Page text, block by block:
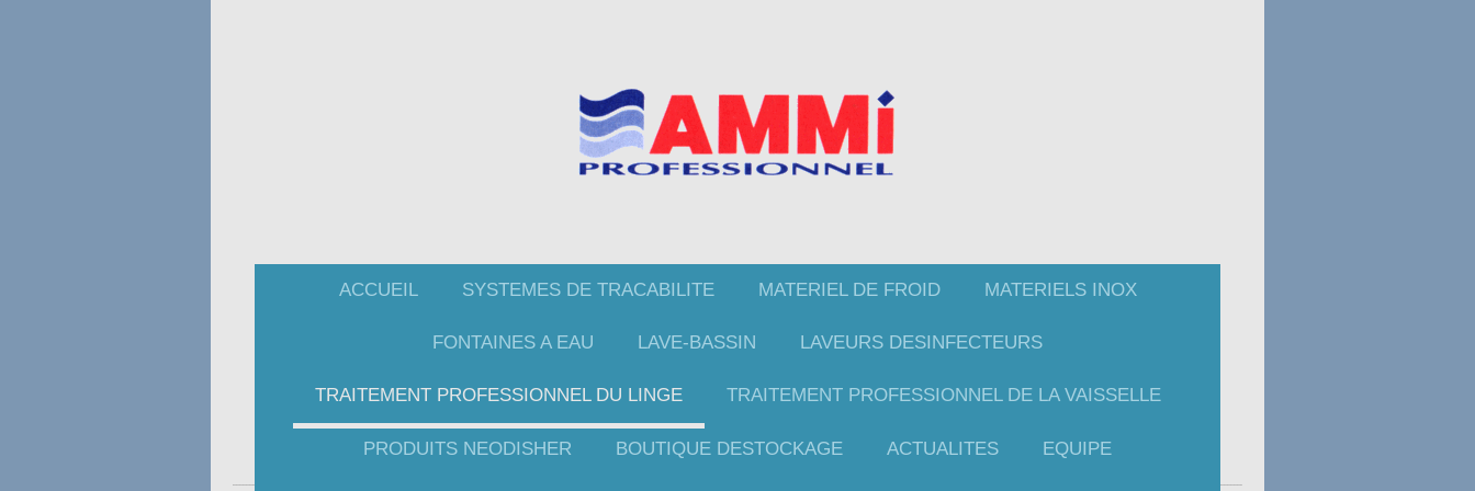
ACCUEIL SYSTEMES DE TRACABILITE MATERIEL DE FROID MATERIELS INOX
FONTAINES A EAU LAVE-BASSIN LAVEURS DESINFECTEURS
TRAITEMENT PROFESSIONNEL DU LINGE TRAITEMENT PROFESSIONNEL DE LA VAISSELLE
PRODUITS NEODISHER BOUTIQUE DESTOCKAGE ACTUALITES EQUIPE